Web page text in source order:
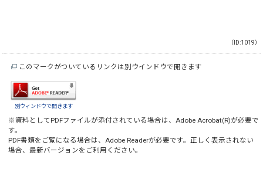
（ID:1019）
このマークがついているリンクは別ウインドウで開きます
別ウィンドウで開きます
※資料としてPDFファイルが添付されている場合は、Adobe Acrobat(R)が必要で
す。
PDF書類をご覧になる場合は、Adobe Readerが必要です。正しく表示されない
場合、最新バージョンをご利用ください。